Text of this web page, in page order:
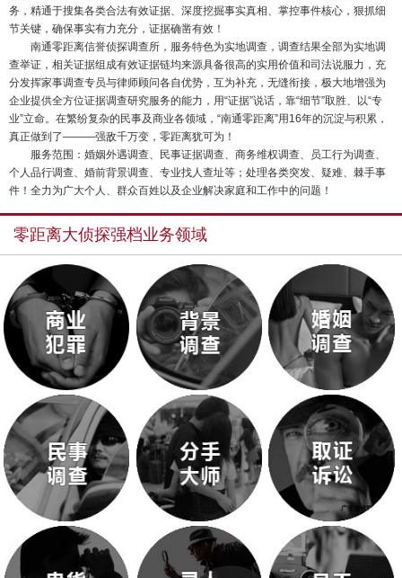
务，精通于搜集各类合法有效证据、深度挖掘事实真相、掌控事件核心，狠抓细
节关键，确保事实有力充分，证据确凿有效！
南通零距离信誉侦探调查所，服务特色为实地调查，调查结果全部为实地调
查举证，相关证据组成有效证据链均来源具备很高的实用价值和司法说服力，充
分发挥家事调查专员与律师顾问各自优势，互为补充，无缝衔接，极大地增强为
企业提供全方位证据调查研究服务的能力，用“证据”说话，靠“细节”取胜、以“专
业”立命。在繁纷复杂的民事及商业各领域，“南通零距离”用16年的沉淀与积累，
真正做到了———强敌千万变，零距离犹可为！
服务范围：婚姻外遇调查、民事证据调查、商务维权调查、员工行为调查、
个人品行调查、婚前背景调查、专业找人查址等；处理各类突发、疑难、棘手事
件！全力为广大个人、群众百姓以及企业解决家庭和工作中的问题！
零距离大侦探强档业务领域